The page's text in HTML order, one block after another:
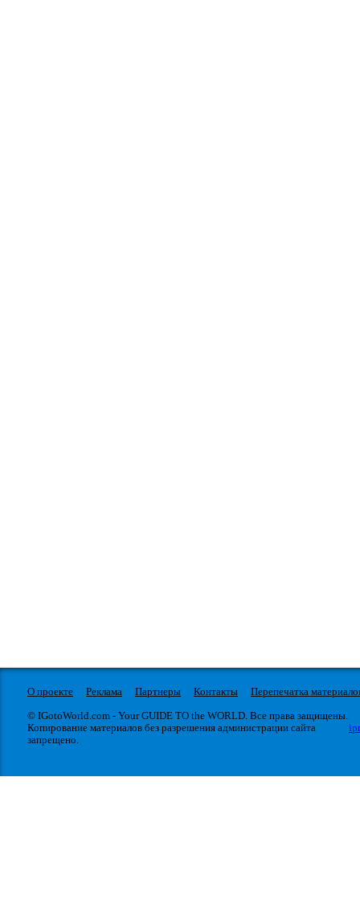
О проекте Реклама Партнеры Контакты
Перепечатка
© IGotoWorld.com - Your GUIDE TO the WORLD. Все права защищены.
Копирование материалов без разрешения администрации сайта
запрещено.